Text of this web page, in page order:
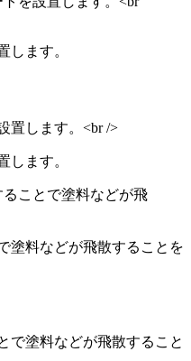
します。
します。
塗料などが飛散することを